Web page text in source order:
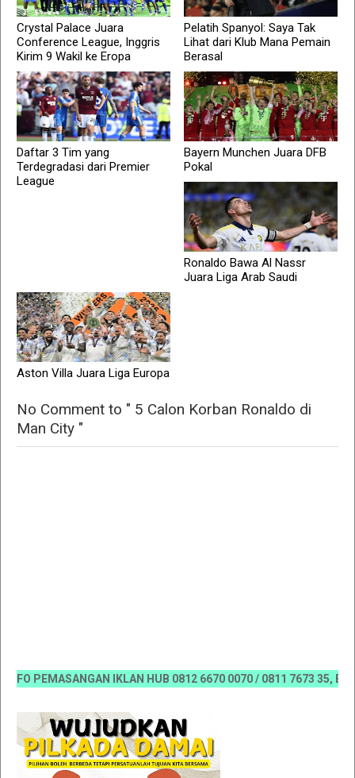
Crystal Palace Juara
Conference League, Inggris
Kirim 9 Wakil ke Eropa
Pelatih Spanyol: Saya Tak
Lihat dari Klub Mana Pemain
Berasal
Daftar 3 Tim yang
Terdegradasi dari Premier
League
Bayern Munchen Juara DFB
Pokal
Ronaldo Bawa Al Nassr
Juara Liga Arab Saudi
Aston Villa Juara Liga Europa
No Comment to " 5 Calon Korban Ronaldo di
Man City "
PEMASANGAN IKLAN HUB 0812 6670 0070 / 0811 7673 35,